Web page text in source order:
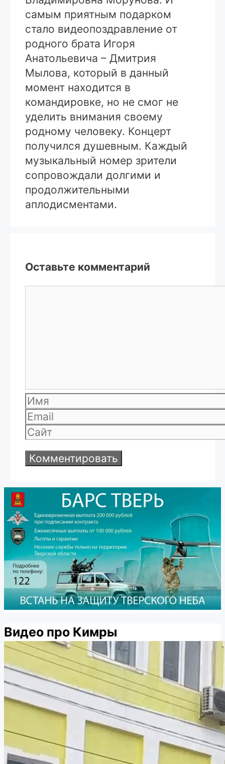
самым приятным подарком
стало видеопоздравление от
родного брата Игоря
Анатольевича – Дмитрия
Мылова, который в данный
момент находится в
командировке, но не смог не
уделить внимания своему
родному человеку. Концерт
получился душевным. Каждый
музыкальный номер зрители
сопровождали долгими и
продолжительными
аплодисментами.
Оставьте комментарий
Имя
Email
Сайт
Видео про Кимры